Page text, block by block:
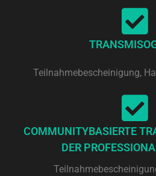
Teilnahmebescheinigung,
COMMUNITYBASIERTE
DER